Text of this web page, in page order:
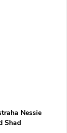
Nessie
Shad